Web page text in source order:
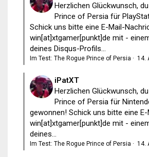
Herzlichen Glückwunsch,
Prince of Persia für
Schick uns bitte eine E-Mail-
win[at]xtgamer[punkt]de mit -
deines Disqus-Profils...
Im Test: The Rogue Prince of Persia · 14.
iPatXT
Herzlichen Glückwunsch,
Prince of Persia für
gewonnen! Schick uns bitte eine
win[at]xtgamer[punkt]de mit -
deines...
Im Test: The Rogue Prince of Persia · 14.